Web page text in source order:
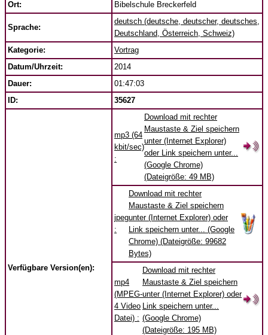
Ort: Bibelschule Breckerfeld
Sprache:
deutsch (deutsche, deutscher, deutsches,
Deutschland, Österreich, Schweiz)
Kategorie:
Vortrag
Datum/Uhrzeit:
2014
Dauer:
01:47:03
ID:
35627
Verfügbare Version(en):
mp3 (64
kbit/sec)
:
Download mit rechter
Maustaste & Ziel speichern
unter (Internet Explorer)
oder Link speichern unter...
(Google Chrome)
(Dateigröße: 49 MB)
jpeg
:
Download mit rechter
Maustaste & Ziel speichern
unter (Internet Explorer) oder
Link speichern unter... (Google
Chrome) (Dateigröße: 99682
Bytes)
mp4
(MPEG-
4 Video
Datei) :
Download mit rechter
Maustaste & Ziel speichern
unter (Internet Explorer) oder
Link speichern unter...
(Google Chrome)
(Dateigröße: 195 MB)